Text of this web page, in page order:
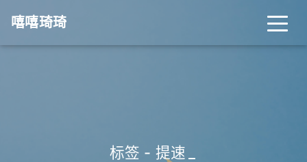
嘻嘻琦琦
标签 - 提速